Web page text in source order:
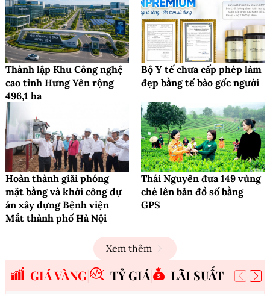
Thành lập Khu Công nghệ
cao tỉnh Hưng Yên rộng
496,1 ha
Bộ Y tế chưa cấp phép làm
đẹp bằng tế bào gốc người
Hoàn thành giải phóng
mặt bằng và khởi công dự
án xây dựng Bệnh viện
Mắt thành phố Hà Nội
Thái Nguyên đưa 149 vùng
chè lên bản đồ số bằng
GPS
Xem thêm
GIÁ VÀNG TỶ GIÁ LÃI SUẤT